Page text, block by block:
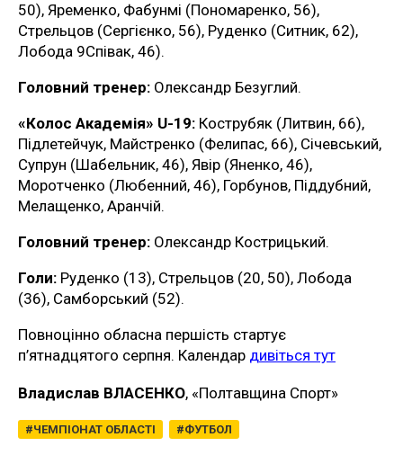
50), Яременко, Фабунмі (Пономаренко, 56),
Стрельцов (Сергієнко, 56), Руденко (Ситник, 62),
Лобода 9Співак, 46).
Головний тренер: Олександр Безуглий.
«Колос Академія» U-19: Кострубяк (Литвин, 66),
Підлетейчук, Майстренко (Фелипас, 66), Січевський,
Супрун (Шабельник, 46), Явір (Яненко, 46),
Моротченко (Любенний, 46), Горбунов, Піддубний,
Мелащенко, Аранчій.
Головний тренер: Олександр Кострицький.
Голи: Руденко (13), Стрельцов (20, 50), Лобода
(36), Самборський (52).
Повноцінно обласна першість стартує
п’ятнадцятого серпня. Календар дивіться тут
Владислав ВЛАСЕНКО, «Полтавщина Спорт»
ЧЕМПІОНАТ ОБЛАСТІ ФУТБОЛ